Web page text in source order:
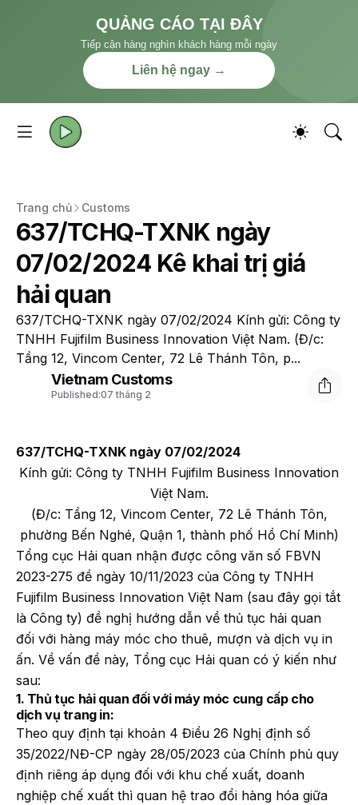
QUẢNG CÁO TẠI ĐÂY
Tiếp cận hàng nghìn khách hàng mỗi ngày
Liên hệ ngay →
Trang chủ Customs
637/TCHQ-TXNK ngày
07/02/2024 Kê khai trị giá
hải quan
637/TCHQ-TXNK ngày 07/02/2024 Kính gửi: Công ty
TNHH Fujifilm Business Innovation Việt Nam. (Đ/c:
Tầng 12, Vincom Center, 72 Lê Thánh Tôn, p...
Vietnam Customs
Published:07 tháng 2
637/TCHQ-TXNK ngày 07/02/2024
Kính gửi: Công ty TNHH Fujifilm Business Innovation
Việt Nam.
(Đ/c: Tầng 12, Vincom Center, 72 Lê Thánh Tôn,
phường Bến Nghé, Quận 1, thành phố Hồ Chí Minh)
Tổng cục Hải quan nhận được công văn số FBVN
2023-275 đề ngày 10/11/2023 của Công ty TNHH
Fujifilm Business Innovation Việt Nam (sau đây gọi tắt
là Công ty) đề nghị hướng dẫn về thủ tục hải quan
đối với hàng máy móc cho thuê, mượn và dịch vụ in
ấn. Về vấn đề này, Tổng cục Hải quan có ý kiến như
sau:
1. Thủ tục hải quan đối với máy móc cung cấp cho
dịch vụ trang in:
Theo quy định tại khoản 4 Điều 26 Nghị định số
35/2022/NĐ-CP ngày 28/05/2023 của Chính phủ quy
định riêng áp dụng đối với khu chế xuất, doanh
nghiệp chế xuất thì quan hệ trao đổi hàng hóa giữa